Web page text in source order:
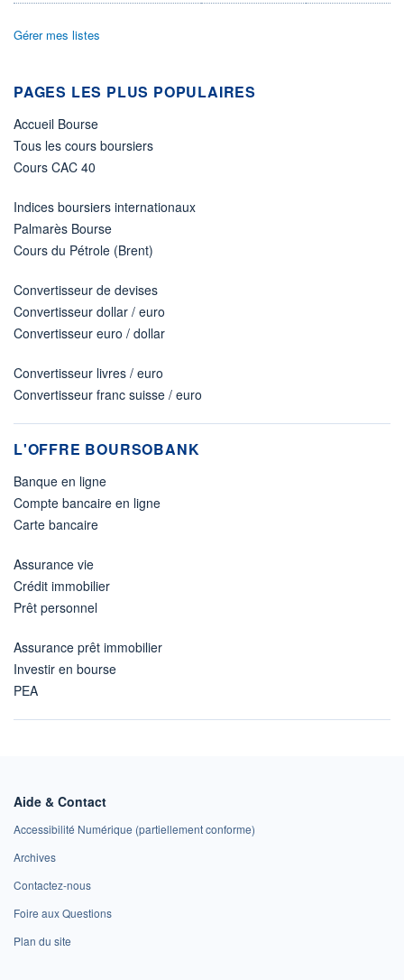
Gérer mes listes
PAGES LES PLUS POPULAIRES
Accueil Bourse
Tous les cours boursiers
Cours CAC 40
Indices boursiers internationaux
Palmarès Bourse
Cours du Pétrole (Brent)
Convertisseur de devises
Convertisseur dollar / euro
Convertisseur euro / dollar
Convertisseur livres / euro
Convertisseur franc suisse / euro
L'OFFRE BOURSOBANK
Banque en ligne
Compte bancaire en ligne
Carte bancaire
Assurance vie
Crédit immobilier
Prêt personnel
Assurance prêt immobilier
Investir en bourse
PEA
Aide & Contact
Accessibilité Numérique (partiellement conforme)
Archives
Contactez-nous
Foire aux Questions
Plan du site